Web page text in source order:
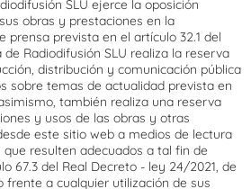
SLU ejerce la oposición
obras y prestaciones en la
prensa prevista en el artículo 32.1 del
de Radiodifusión SLU realiza la reserva
distribución y comunicación pública
sobre temas de actualidad prevista en
también realiza una reserva
y usos de las obras y otras
este sitio web a medios de lectura
resulten adecuados a tal fin de
67.3 del Real Decreto - ley 24/2021, de
frente a cualquier utilización de sus